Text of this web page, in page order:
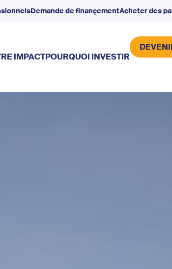
Demande de finançementAcheter des
IMPACTPOURQUOI INVESTIR